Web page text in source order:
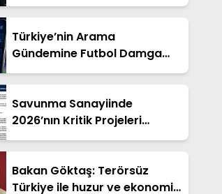
Türkiye’nin Arama
Gündemine Futbol Damga
Vurdu
Savunma Sanayiinde
2026’nın Kritik Projeleri
İlerliyor
Bakan Göktaş: Terörsüz
Türkiye ile huzur ve ekonomi